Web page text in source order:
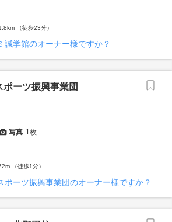
（徒歩23分）
誠学館のオーナー様ですか？
ーツ振興事業団
写真 1枚
（徒歩1分）
ポーツ振興事業団のオーナー様ですか？